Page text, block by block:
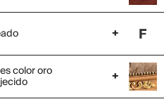
+
color oro +